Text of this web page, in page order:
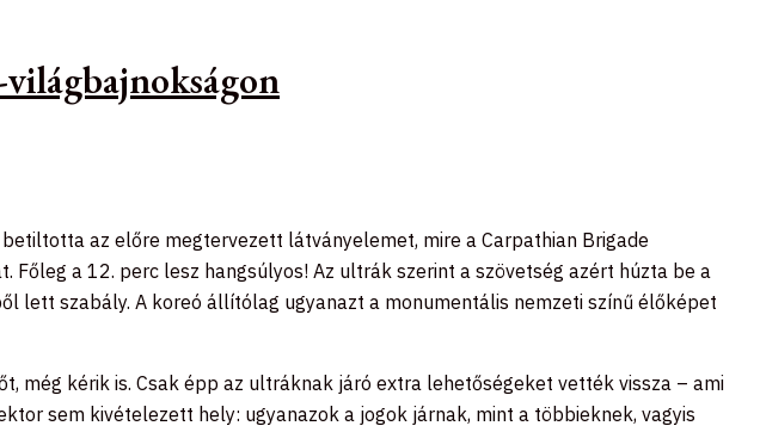
az előre megtervezett látványelemet, mire a Carpathian Brigade
a 12. perc lesz hangsúlyos! Az ultrák szerint a szövetség azért húzta be a
lett szabály. A koreó állítólag ugyanazt a monumentális nemzeti színű élőképet
még kérik is. Csak épp az ultráknak járó extra lehetőségeket vették vissza – ami
sem kivételezett hely: ugyanazok a jogok járnak, mint a többieknek, vagyis